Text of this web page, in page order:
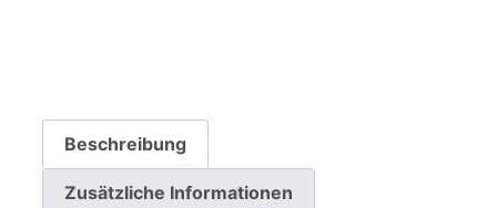
Beschreibung
Zusätzliche Informationen